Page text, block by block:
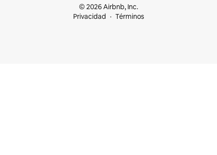
© 2026 Airbnb, Inc.
Privacidad
Términos